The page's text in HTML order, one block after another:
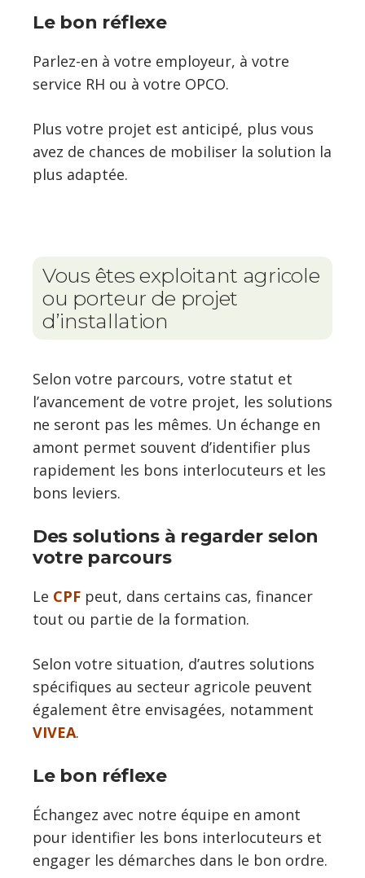
Le bon réflexe
Parlez-en à votre employeur, à votre
service RH ou à votre OPCO.
Plus votre projet est anticipé, plus vous
avez de chances de mobiliser la solution la
plus adaptée.
Vous êtes exploitant agricole
ou porteur de projet
d’installation
Selon votre parcours, votre statut et
l’avancement de votre projet, les solutions
ne seront pas les mêmes. Un échange en
amont permet souvent d’identifier plus
rapidement les bons interlocuteurs et les
bons leviers.
Des solutions à regarder selon
votre parcours
Le CPF peut, dans certains cas, financer
tout ou partie de la formation.
Selon votre situation, d’autres solutions
spécifiques au secteur agricole peuvent
également être envisagées, notamment
VIVEA.
Le bon réflexe
Échangez avec notre équipe en amont
pour identifier les bons interlocuteurs et
engager les démarches dans le bon ordre.